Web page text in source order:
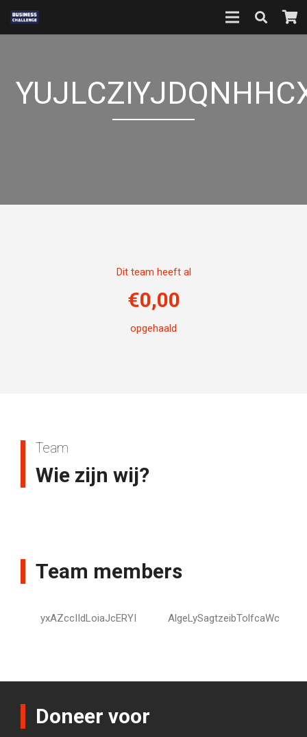
Dit team heeft al
€0,00
opgehaald
Team
Wie zijn wij?
Team members
yxAZccIIdLoiaJcERYI AlgeLySagtzeibTolfcaWc
Doneer voor